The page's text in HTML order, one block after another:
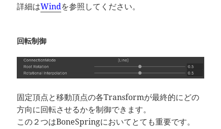
詳細はWindを参照してください。
回転制御
固定頂点と移動頂点の各Transformが最終的にどの
方向に回転させるかを制御できます。
この２つはBoneSpringにおいてとても重要です。